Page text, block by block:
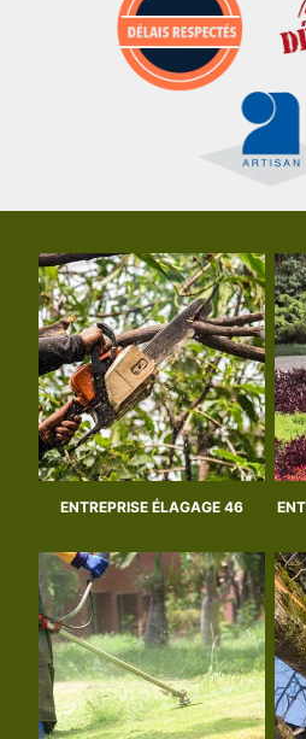
ENTREPRISE ÉLAGAGE 46